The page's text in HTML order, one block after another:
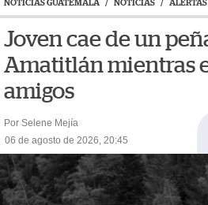
NOTICIAS GUATEMALA / NOTICIAS / ALERTAS
Joven cae de un
Amatitlán mientras
amigos
Por Selene Mejía
06 de agosto de 2026, 20:45